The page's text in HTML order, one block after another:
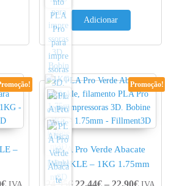
Adicionar
–
€Price range: 22.44€ through 22.90€
Promoção!
PLA Pro Verde Abacate
WINKLE – 1KG 1.75mm
24.95 € 22.44€ – 22.90€Price